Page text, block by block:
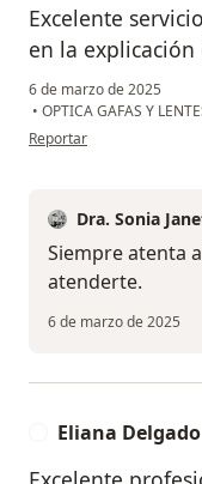
Excelente
en la
6 de marzo de 2025
• OPTICA GAFAS Y
en opinión del usuario N.
Reportar
Dra. Sonia
Siempre atenta
atenderte.
6 de marzo de 2025
Eliana Delgado